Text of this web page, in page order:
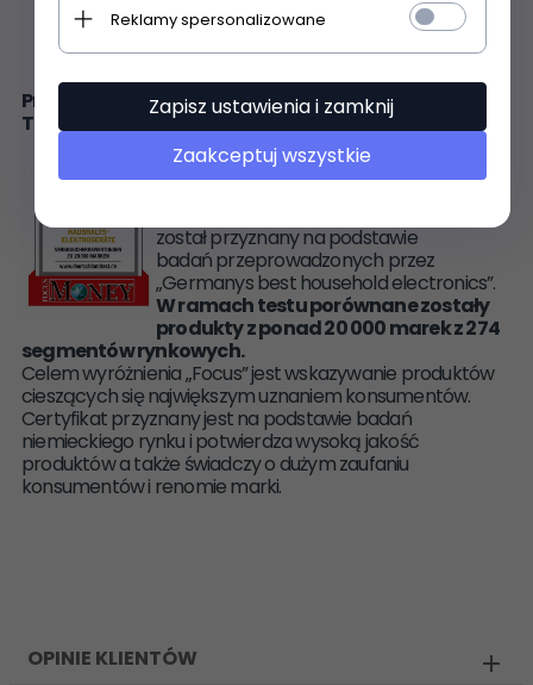
Duże okno podglądu
230 V, 50 Hz, 1150 W
Produkt został odznaczony certyfikatem FOCUS -
TEST DEUTSCHLANDS BESTE
został przyznany na podstawie
badań przeprowadzonych przez
„Germanys best household electronics”.
W ramach testu porównane zostały
produkty z ponad 20 000 marek z 274
segmentów rynkowych.
Celem wyróżnienia „Focus” jest wskazywanie produktów
cieszących się największym uznaniem konsumentów.
Certyfikat przyznany jest na podstawie badań
niemieckiego rynku i potwierdza wysoką jakość
produktów a także świadczy o dużym zaufaniu
konsumentów i renomie marki.
OPINIE KLIENTÓW
Reklamy spersonalizowane
Zapisz ustawienia i zamknij
Zaakceptuj wszystkie